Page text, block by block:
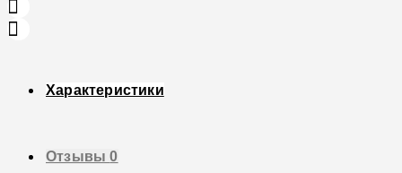
Характеристики
Отзывы0